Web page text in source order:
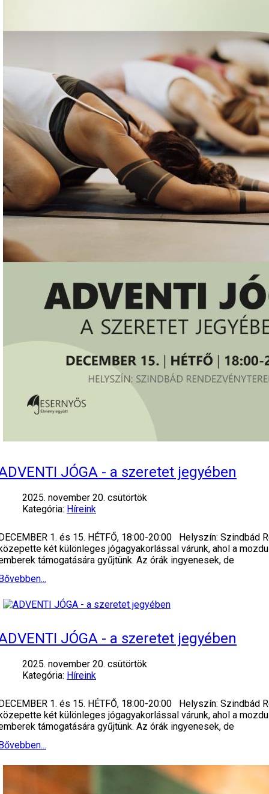
JÓGA - a szeretet jegyében
2025. november 20. csütörtök
Kategória: Híreink
1. és 15. HÉTFŐ, 18:00-20:00 Helyszín:
két különleges jógagyakorlással várunk, ahol a
támogatására gyűjtünk. Az órák ingyenesek, de
JÓGA - a szeretet jegyében
2025. november 20. csütörtök
Kategória: Híreink
1. és 15. HÉTFŐ, 18:00-20:00 Helyszín:
két különleges jógagyakorlással várunk, ahol a
támogatására gyűjtünk. Az órák ingyenesek, de